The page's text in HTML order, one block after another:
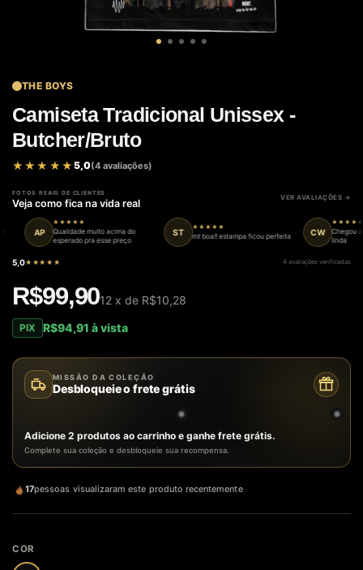
THE BOYS
Camiseta Tradicional Unissex -
Butcher/Bruto
★★★★★
★★★★★ 5,0(4 avaliações)
FOTOS REAIS DE CLIENTES
Veja como fica na vida real VER AVALIAÇÕES
AP
★★★★★
Qualidade muito acima do
esperado pra esse preço
ST
★★★★★
mt boa!! estampa ficou perfeita CW
★★★★★
Chegou antes
linda
5,0★★★★★ 4 avaliações verificadas
R$99,9012 x de R$10,28
PIX R$94,91 à vista
MISSÃO DA COLEÇÃO
Desbloqueie o frete grátis
Adicione 2 produtos ao carrinho e ganhe frete grátis.
Complete sua coleção e desbloqueie sua recompensa.
17pessoas visualizaram este produto recentemente
COR